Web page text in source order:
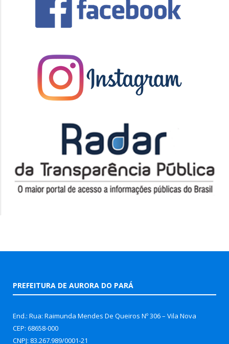
PREFEITURA DE AURORA DO PARÁ
End.: Rua: Raimunda Mendes De Queiros Nº 306 – Vila Nova
CEP: 68658-000
CNPJ: 83.267.989/0001-21